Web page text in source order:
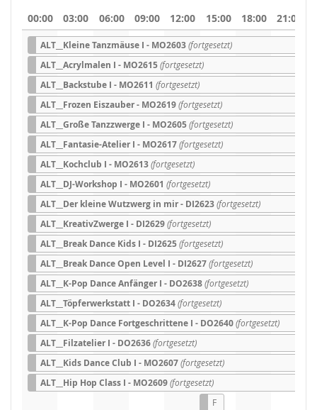
auswählen
00:00 03:00 06:00 09:00 12:00 15:00 18:00 21:00
ALT__Kleine Tanzmäuse I - MO2603(fortgesetzt)
ALT__Acrylmalen I - MO2615(fortgesetzt)
ALT__Backstube I - MO2611 (fortgesetzt)
ALT__Frozen Eiszauber - MO2619(fortgesetzt)
ALT__Große Tanzzwerge I - MO2605(fortgesetzt)
ALT__Fantasie-Atelier I - MO2617(fortgesetzt)
ALT__Kochclub I - MO2613(fortgesetzt)
ALT__DJ-Workshop I - MO2601 (fortgesetzt)
ALT__Der kleine Wutzwerg in mir - DI2623(fortgesetzt)
ALT__KreativZwerge I - DI2629(fortgesetzt)
ALT__Break Dance Kids I - DI2625(fortgesetzt)
ALT__Break Dance Open Level I - DI2627(fortgesetzt)
ALT__K-Pop Dance Anfänger I - DO2638(fortgesetzt)
ALT__Töpferwerkstatt I - DO2634(fortgesetzt)
ALT__K-Pop Dance Fortgeschrittene I - DO2640(fortgesetzt)
ALT__Filzatelier I - DO2636(fortgesetzt)
ALT__Kids Dance Club I - MO2607(fortgesetzt)
ALT__Hip Hop Class I - MO2609(fortgesetzt)
F